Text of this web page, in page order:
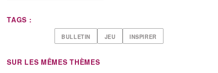
TAGS :
BULLETIN JEU INSPIRER
SUR LES MÊMES THÈMES